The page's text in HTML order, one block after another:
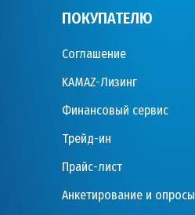
ПОКУПАТЕЛЮ
Соглашение
KAMAZ-Лизинг
Финансовый сервис
Трейд-ин
Прайс-лист
Анкетирование и опросы